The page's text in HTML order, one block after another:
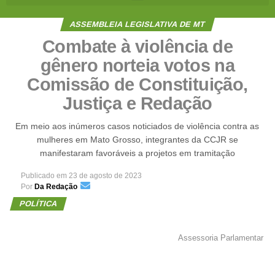
ASSEMBLEIA LEGISLATIVA DE MT
Combate à violência de
gênero norteia votos na
Comissão de Constituição,
Justiça e Redação
Em meio aos inúmeros casos noticiados de violência contra as
mulheres em Mato Grosso, integrantes da CCJR se
manifestaram favoráveis a projetos em tramitação
Publicado em 23 de agosto de 2023
Por Da Redação
POLÍTICA
Assessoria Parlamentar